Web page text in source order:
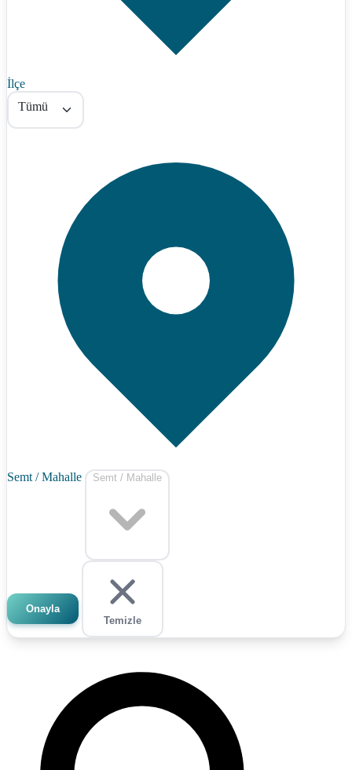
İlçe
Tümü
Semt / Mahalle Semt / Mahalle
Onayla
Temizle